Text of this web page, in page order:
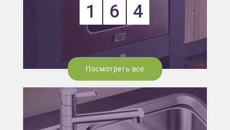
1 6 4
Посмотреть все